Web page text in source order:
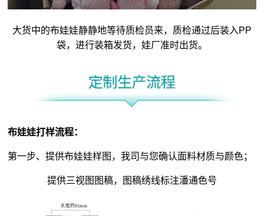
大货中的布娃娃静静地等待质检员来，质检通过后装入PP
袋，进行装箱发货，娃厂准时出货。
布娃娃打样流程：
第一步、提供布娃娃样图，我司与您确认面料材质与颜色；
提供三视图图稿，图稿绣线标注潘通色号